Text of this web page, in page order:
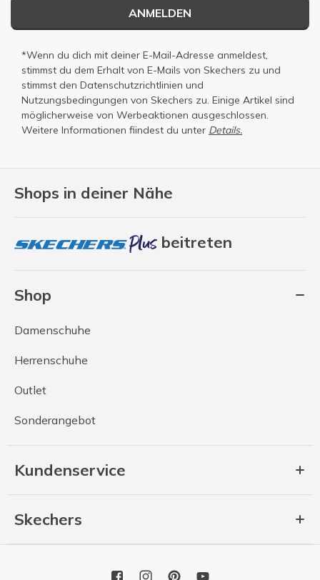
Shops in deiner Nähe
beitreten
Shop
Damenschuhe
Herrenschuhe
Outlet
Sonderangebot
Kundenservice
Skechers
ANMELDEN
*Wenn du dich mit deiner E-Mail-Adresse anmeldest,
stimmst du dem Erhalt von E-Mails von Skechers zu und
stimmst den Datenschutzrichtlinien und
Nutzungsbedingungen von Skechers zu. Einige Artikel sind
möglicherweise von Werbeaktionen ausgeschlossen.
Weitere Informationen fiindest du unter Details.